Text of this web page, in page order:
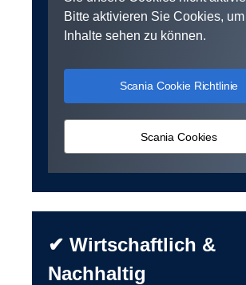
Bitte aktivieren Sie Cookies,
Inhalte sehen zu können.
Scania Cookie Richtlinie
Scania Cookies
✔ Wirtschaftlich &
Nachhaltig